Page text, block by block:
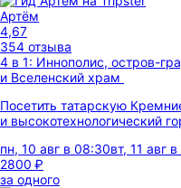
Артём
4,67
354 отзыва
4 в 1: Иннополис, остров-
и Вселенский храм
Посетить татарскую
и высокотехнологический
пн, 10 авг в 08:30вт, 11 авг
2800 ₽
за одного